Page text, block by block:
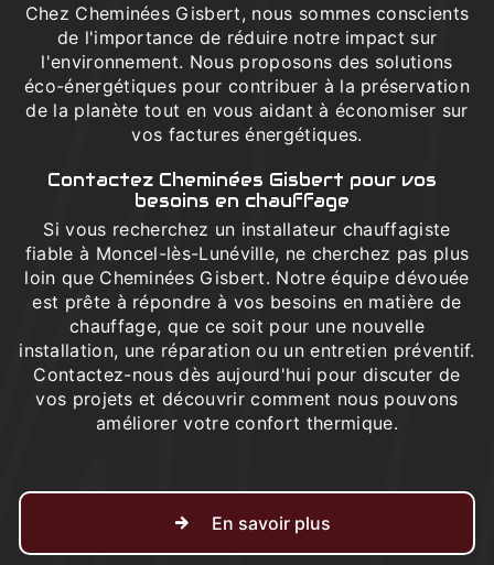
Chez Cheminées Gisbert, nous sommes conscients
de l'importance de réduire notre impact sur
l'environnement. Nous proposons des solutions
éco-énergétiques pour contribuer à la préservation
de la planète tout en vous aidant à économiser sur
vos factures énergétiques.
Contactez Cheminées Gisbert pour vos
besoins en chauffage
Si vous recherchez un installateur chauffagiste
fiable à Moncel-lès-Lunéville, ne cherchez pas plus
loin que Cheminées Gisbert. Notre équipe dévouée
est prête à répondre à vos besoins en matière de
chauffage, que ce soit pour une nouvelle
installation, une réparation ou un entretien préventif.
Contactez-nous dès aujourd'hui pour discuter de
vos projets et découvrir comment nous pouvons
améliorer votre confort thermique.
En savoir plus